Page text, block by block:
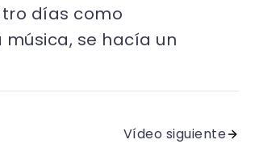
días como
se hacía un
Vídeo siguiente